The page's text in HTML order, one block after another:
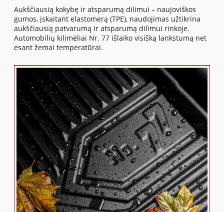
Aukščiausią kokybę ir atsparumą dilimui – naujoviškos
gumos, įskaitant elastomerą (TPE), naudojimas užtikrina
aukščiausią patvarumą ir atsparumą dilimui rinkoje.
Automobilių kilimėliai Nr. 77 išlaiko visišką lankstumą net
esant žemai temperatūrai.